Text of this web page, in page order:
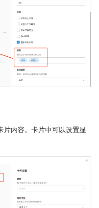
片内容。卡片中可以设置显